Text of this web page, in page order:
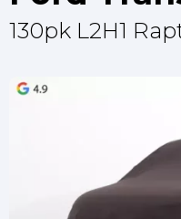
130pk L2H1